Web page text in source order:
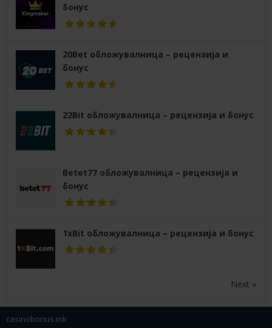
бонус
20Bet обложувалница – рецензија и
бонус
22Bit обложувалница – рецензија и бонус
Betet77 обложувалница – рецензија и
бонус
1xBit обложувалница – рецензија и бонус
Next »
casinobonus.mk